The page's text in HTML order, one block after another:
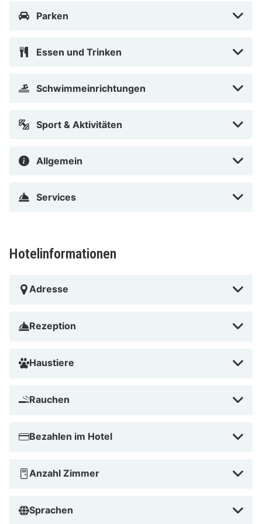
Mandarine ist: Flughafen Cote d'Azur (NCE).
15 Gehminuten von Place des Lices und Chapelle de la
2,8 km von Plage de Pampelonne und 1,1 km von Saint-
Chapelle Ste-Anne in der Nähe
Parken
Essen und Trinken
Schwimmeinrichtungen
Sport & Aktivitäten
Allgemein
Services
Hotelinformationen
Adresse
Rezeption
Haustiere
Rauchen
Bezahlen im Hotel
Anzahl Zimmer
Sprachen